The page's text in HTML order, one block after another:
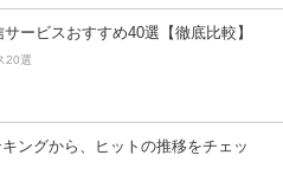
ービスおすすめ40選【徹底比較】
20選
ングから、ヒットの推移をチェッ